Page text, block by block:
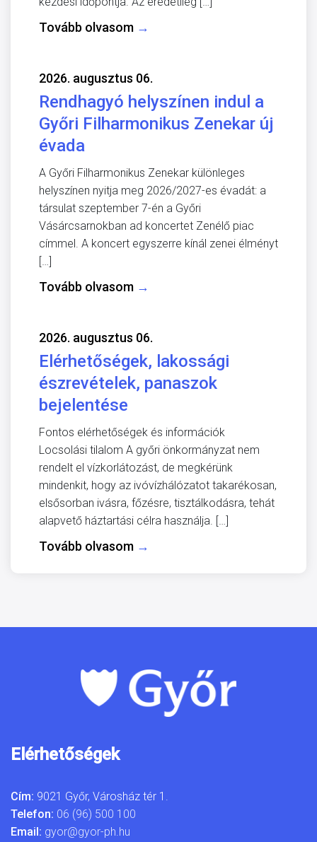
Tovább olvasom →
2026. augusztus 06.
Rendhagyó helyszínen indul a
Győri Filharmonikus Zenekar új
évada
A Győri Filharmonikus Zenekar különleges
helyszínen nyitja meg 2026/2027-es évadát: a
társulat szeptember 7-én a Győri
Vásárcsarnokban ad koncertet Zenélő piac
címmel. A koncert egyszerre kínál zenei élményt
[…]
Tovább olvasom →
2026. augusztus 06.
Elérhetőségek, lakossági
észrevételek, panaszok
bejelentése
Fontos elérhetőségek és információk
Locsolási tilalom A győri önkormányzat nem
rendelt el vízkorlátozást, de megkérünk
mindenkit, hogy az ivóvízhálózatot takarékosan,
elsősorban ivásra, főzésre, tisztálkodásra, tehát
alapvető háztartási célra használja. […]
Tovább olvasom →
Elérhetőségek
Cím: 9021 Győr, Városház tér 1.
Telefon: 06 (96) 500 100
Email: gyor@gyor-ph.hu